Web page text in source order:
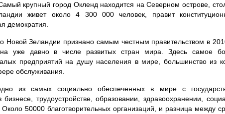
крупный город Окленд находится на Северном острове,
живет около 4 300 000 человек, правит
демократия.
Новой Зеландии признано самым честным правительством в
уже давно в числе развитых стран мира. Здесь самое
предприятий на душу населения в мире, большинство из
обслуживания.
из самых социально обеспеченных в мире с
бизнесе, трудоустройстве, образовании, здравоохранении,
Около 50000 благотворительных организаций, и разница между